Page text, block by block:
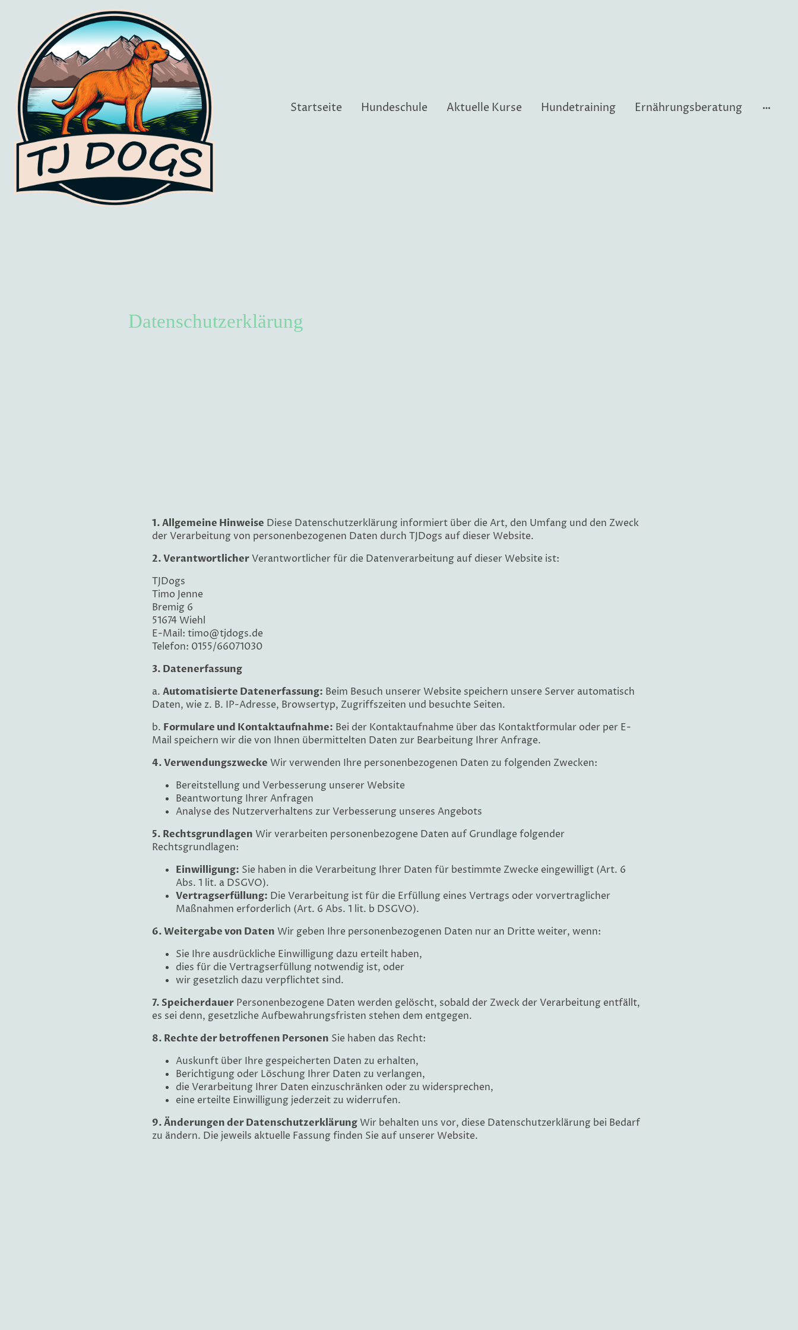
Startseite Hundeschule Aktuelle Kurse Hundetraining Ernährungsberatung
Datenschutzerklärung
1. Allgemeine Hinweise Diese Datenschutzerklärung informiert über die Art, den Umfang und den Zweck
der Verarbeitung von personenbezogenen Daten durch TJDogs auf dieser Website.
2. VerantwortlicherVerantwortlicher für die Datenverarbeitung auf dieser Website ist:
TJDogs
Timo Jenne
Bremig 6
51674 Wiehl
E-Mail: timo@tjdogs.de
Telefon: 0155/66071030
3. Datenerfassung
a. Automatisierte Datenerfassung: Beim Besuch unserer Website speichern unsere Server automatisch
Daten, wie z. B. IP-Adresse, Browsertyp, Zugriffszeiten und besuchte Seiten.
b. Formulare und Kontaktaufnahme: Bei der Kontaktaufnahme über das Kontaktformular oder per E-
Mail speichern wir die von Ihnen übermittelten Daten zur Bearbeitung Ihrer Anfrage.
4. Verwendungszwecke Wir verwenden Ihre personenbezogenen Daten zu folgenden Zwecken:
Bereitstellung und Verbesserung unserer Website
Beantwortung Ihrer Anfragen
Analyse des Nutzerverhaltens zur Verbesserung unseres Angebots
5. Rechtsgrundlagen Wir verarbeiten personenbezogene Daten auf Grundlage folgender
Rechtsgrundlagen:
Einwilligung: Sie haben in die Verarbeitung Ihrer Daten für bestimmte Zwecke eingewilligt (Art. 6
Abs. 1 lit. a DSGVO).
Vertragserfüllung: Die Verarbeitung ist für die Erfüllung eines Vertrags oder vorvertraglicher
Maßnahmen erforderlich (Art. 6 Abs. 1 lit. b DSGVO).
6. Weitergabe von Daten Wir geben Ihre personenbezogenen Daten nur an Dritte weiter, wenn:
Sie Ihre ausdrückliche Einwilligung dazu erteilt haben,
dies für die Vertragserfüllung notwendig ist, oder
wir gesetzlich dazu verpflichtet sind.
7. Speicherdauer Personenbezogene Daten werden gelöscht, sobald der Zweck der Verarbeitung entfällt,
es sei denn, gesetzliche Aufbewahrungsfristen stehen dem entgegen.
8. Rechte der betroffenen Personen Sie haben das Recht:
Auskunft über Ihre gespeicherten Daten zu erhalten,
Berichtigung oder Löschung Ihrer Daten zu verlangen,
die Verarbeitung Ihrer Daten einzuschränken oder zu widersprechen,
eine erteilte Einwilligung jederzeit zu widerrufen.
9. Änderungen der DatenschutzerklärungWir behalten uns vor, diese Datenschutzerklärung bei Bedarf
zu ändern. Die jeweils aktuelle Fassung finden Sie auf unserer Website.